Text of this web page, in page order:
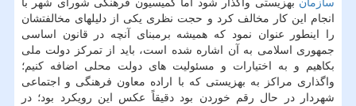
سازمان بهزیستی واگذار شود اما کمیسیون فرهنگی شورای شهر با
انجام این کار مخالف کرد و حجت نظری یکی از دلیلهای مخالفتشان
را اینطور عنوان نمود که همیشه برمبنای آنچه در قانون اساسی
جمهوری اسلامی به آن اشاره شده است، باید از تمرکز دولت ملی
بکاهیم و به اختیارات و مسئولیت های دولت محلی اضافه کنیم؛
واگذاری مراکز به بهزیستی که با اراده معاون فرهنگی و اجتماعی
شهردار در حال رقم خوردن بود دقیقاً عکس این رویکرد بود؛ در